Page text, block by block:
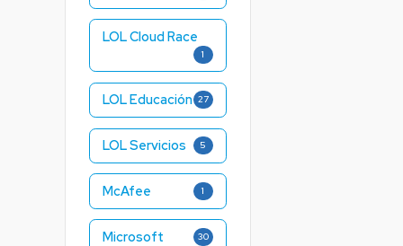
LOL Cloud Race
1
LOL Educación 27
LOL Servicios 5
McAfee 1
Microsoft 30